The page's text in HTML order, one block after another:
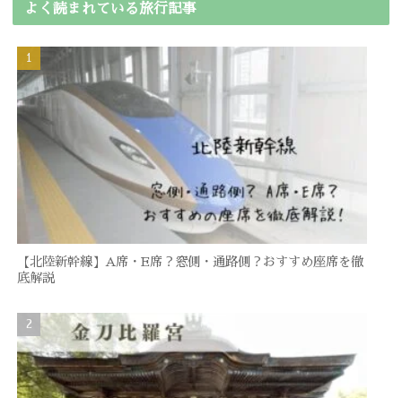
よく読まれている旅行記事
【北陸新幹線】A席・E席？窓側・通路側？おすすめ座席を徹
底解説